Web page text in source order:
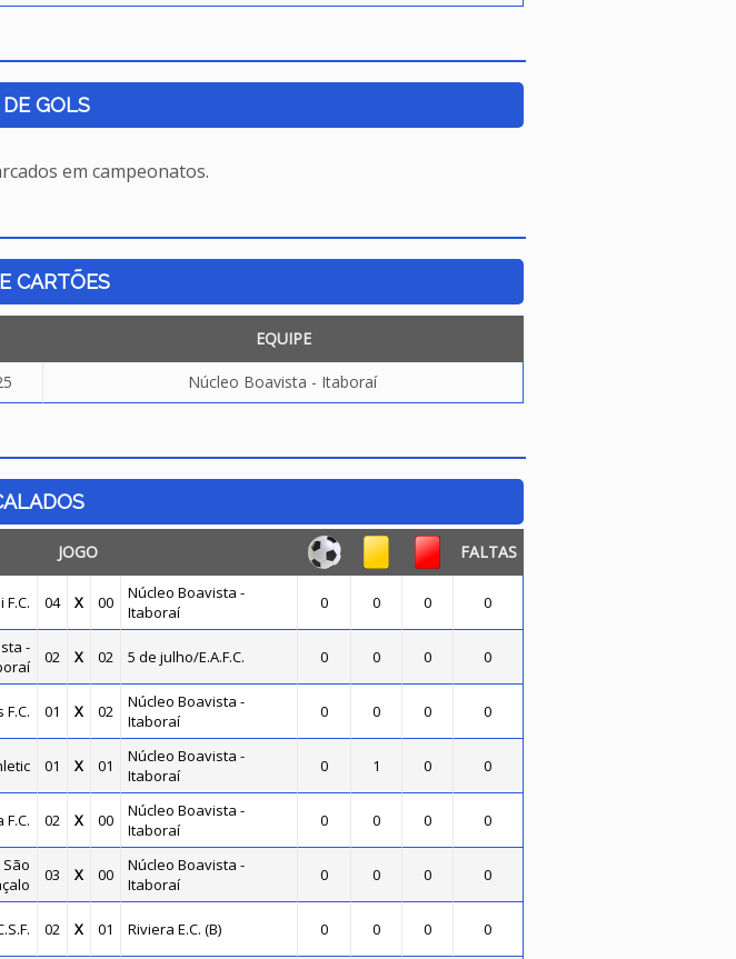
GOLS
em campeonatos.
CARTÕES
EQUIPE
Núcleo Boavista - Itaboraí
JOGO FALTAS
04 X 00
Núcleo Boavista -
Itaboraí
0 0 0 0
-
02 X 02 5 de julho/E.A.F.C. 0 0 0 0
01 X 02
Núcleo Boavista -
Itaboraí
0 0 0 0
01 X 01
Núcleo Boavista -
Itaboraí
0 1 0 0
02 X 00
Núcleo Boavista -
Itaboraí
0 0 0 0
03 X 00
Núcleo Boavista -
Itaboraí
0 0 0 0
02 X 01 Riviera E.C. (B) 0 0 0 0